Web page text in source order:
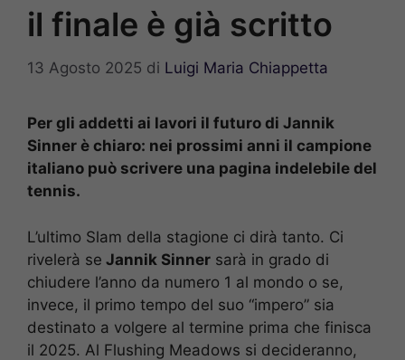
il finale è già scritto
13 Agosto 2025 di Luigi Maria Chiappetta
Per gli addetti ai lavori il futuro di Jannik
Sinner è chiaro: nei prossimi anni il campione
italiano può scrivere una pagina indelebile del
tennis.
L’ultimo Slam della stagione ci dirà tanto. Ci
rivelerà se Jannik Sinner sarà in grado di
chiudere l’anno da numero 1 al mondo o se,
invece, il primo tempo del suo “impero” sia
destinato a volgere al termine prima che finisca
il 2025. Al Flushing Meadows si decideranno,